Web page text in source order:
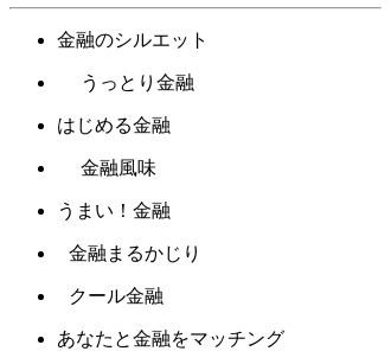
金融のシルエット
うっとり金融
はじめる金融
金融風味
うまい！金融
金融まるかじり
クール金融
あなたと金融をマッチング